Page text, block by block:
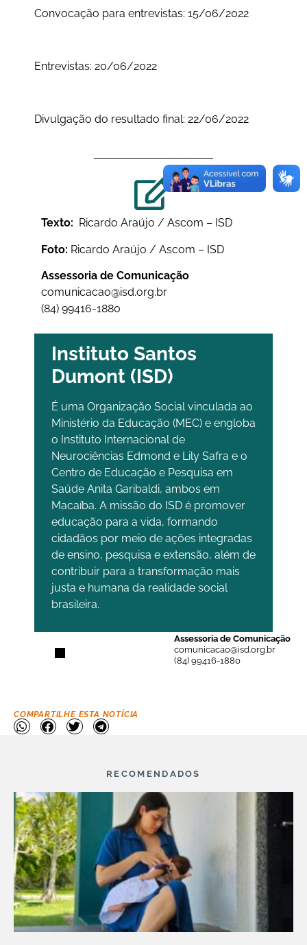
Convocação para entrevistas: 15/06/2022
Entrevistas: 20/06/2022
Divulgação do resultado final: 22/06/2022
Texto: Ricardo Araújo / Ascom – ISD
Foto: Ricardo Araújo / Ascom – ISD
Assessoria de Comunicação
comunicacao@isd.org.br
(84) 99416-1880
Instituto Santos
Dumont (ISD)
É uma Organização Social vinculada ao
Ministério da Educação (MEC) e engloba
o Instituto Internacional de
Neurociências Edmond e Lily Safra e o
Centro de Educação e Pesquisa em
Saúde Anita Garibaldi, ambos em
Macaíba. A missão do ISD é promover
educação para a vida, formando
cidadãos por meio de ações integradas
de ensino, pesquisa e extensão, além de
contribuir para a transformação mais
justa e humana da realidade social
brasileira.
Assessoria de Comunicação
comunicacao@isd.org.br
(84) 99416-1880
COMPARTILHE ESTA NOTÍCIA
RECOMENDADOS